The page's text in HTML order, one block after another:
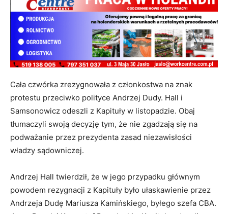
Cała czwórka zrezygnowała z członkostwa na znak
protestu przeciwko polityce Andrzej Dudy. Hall i
Samsonowicz odeszli z Kapituły w listopadzie. Obaj
tłumaczyli swoją decyzję tym, że nie zgadzają się na
podważanie przez prezydenta zasad niezawisłości
władzy sądowniczej.
Andrzej Hall twierdził, że w jego przypadku głównym
powodem rezygnacji z Kapituły było ułaskawienie przez
Andrzeja Dudę Mariusza Kamińskiego, byłego szefa CBA.